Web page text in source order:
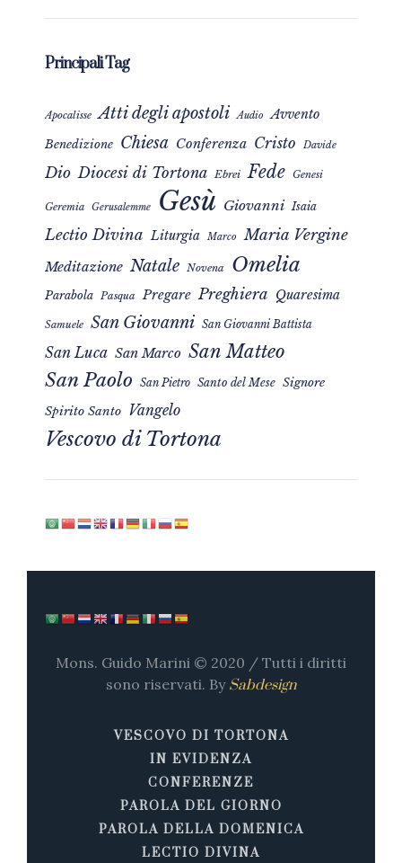
Principali Tag
Apocalisse Atti degli apostoli Audio Avvento
Benedizione Chiesa Conferenza Cristo Davide
Dio Diocesi di Tortona Ebrei Fede Genesi
Geremia Gerusalemme Gesù Giovanni Isaia
Lectio Divina Liturgia Marco Maria Vergine
Meditazione Natale Novena Omelia
Parabola Pasqua Pregare Preghiera Quaresima
Samuele San Giovanni San Giovanni Battista
San Luca San Marco San Matteo
San Paolo San Pietro Santo del Mese Signore
Spirito Santo Vangelo
Vescovo di Tortona
Mons. Guido Marini © 2020 / Tutti i diritti
sono riservati. By Sabdesign
VESCOVO DI TORTONA
IN EVIDENZA
CONFERENZE
PAROLA DEL GIORNO
PAROLA DELLA DOMENICA
LECTIO DIVINA